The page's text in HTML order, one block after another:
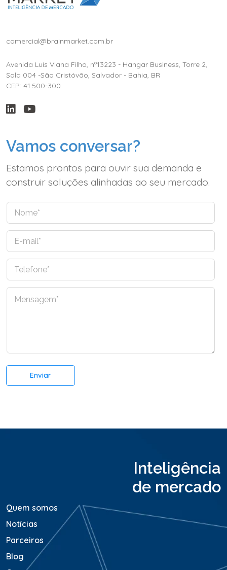
comercial@brainmarket.com.br
Avenida Luís Viana Filho, nº13223 - Hangar Business, Torre 2,
Sala 004 -São Cristóvão, Salvador - Bahia, BR
CEP: 41.500-300
Vamos conversar?
Estamos prontos para ouvir sua demanda e
construir soluções alinhadas ao seu mercado.
o
-
e
*t
r
o
e
Enviar
Inteligência
de mercado
Quem somos
Notícias
Parceiros
Blog